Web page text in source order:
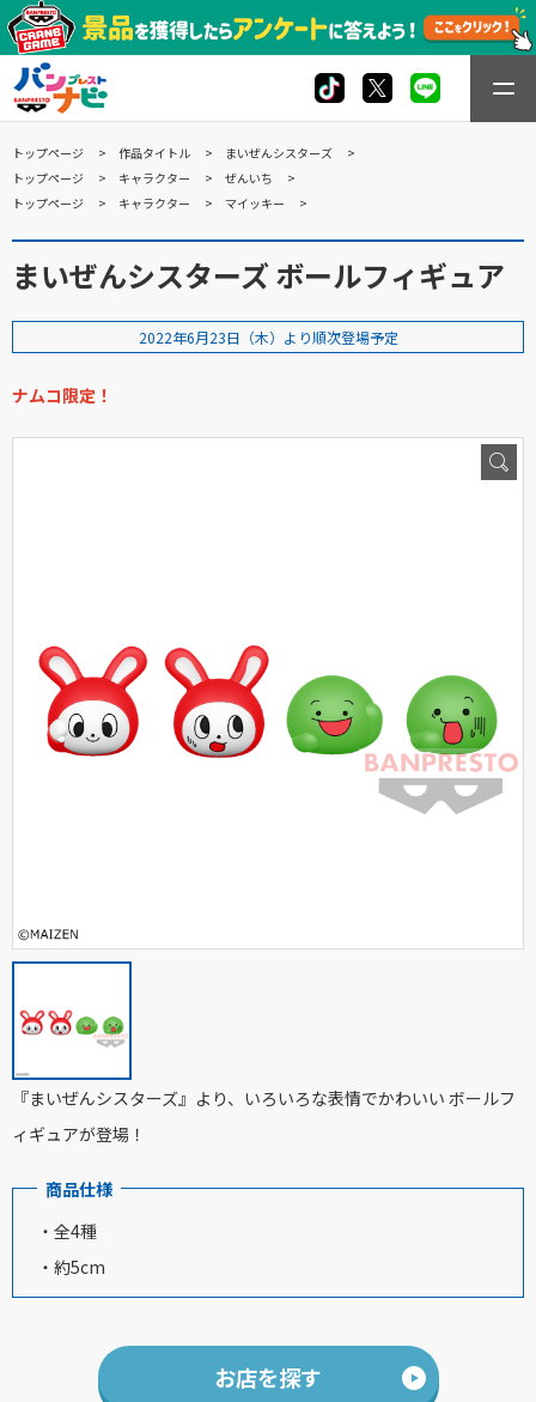
トップページ 作品タイトル
まいぜんシスターズ
トップページ
キャラクター
ぜんいち
トップページ
キャラクター マイッキー
まいぜんシスターズ ボールフィギュア
2022年6月23日（木）より順次登場予定
ナムコ限定！
『まいぜんシスターズ』より、いろいろな表情でかわいい ボールフ
ィギュアが登場！
商品仕様
・全4種
・約5cm
お店を探す